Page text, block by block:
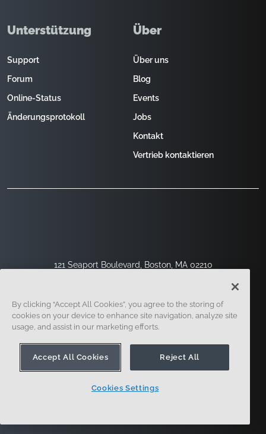
121 Seaport Boulevard, Boston, MA 02210
Unterstützung
Support
Forum
Online-Status
Änderungsprotokoll
Über
Über uns
Blog
Events
Jobs
Kontakt
Vertrieb kontaktieren
Cookie-Einstellungen
Datenschutz-Center
By clicking “Accept All Cookies”, you agree to the storing of
cookies on your device to enhance site navigation, analyze site
usage, and assist in our marketing efforts.
Accept All Cookies Reject All
Cookies Settings